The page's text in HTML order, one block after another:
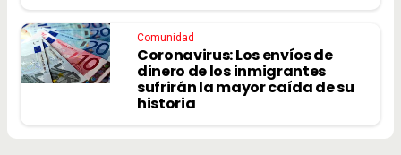
Comunidad
Coronavirus: Los envíos de
dinero de los inmigrantes
sufrirán la mayor caída de su
historia